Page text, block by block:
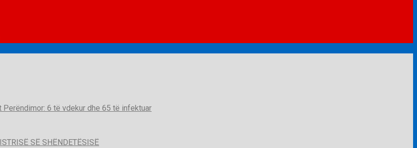
6 të vdekur dhe 65 të infektuar
SË SHËNDETËSISË